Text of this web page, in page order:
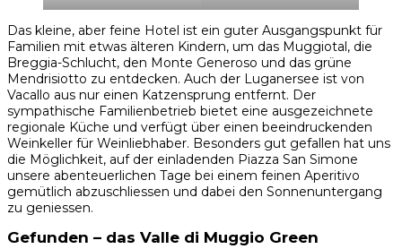
Das kleine, aber feine Hotel ist ein guter Ausgangspunkt für
Familien mit etwas älteren Kindern, um das Muggiotal, die
Breggia-Schlucht, den Monte Generoso und das grüne
Mendrisiotto zu entdecken. Auch der Luganersee ist von
Vacallo aus nur einen Katzensprung entfernt. Der
sympathische Familienbetrieb bietet eine ausgezeichnete
regionale Küche und verfügt über einen beeindruckenden
Weinkeller für Weinliebhaber. Besonders gut gefallen hat uns
die Möglichkeit, auf der einladenden Piazza San Simone
unsere abenteuerlichen Tage bei einem feinen Aperitivo
gemütlich abzuschliessen und dabei den Sonnenuntergang
zu geniessen.
Gefunden – das Valle di Muggio Green